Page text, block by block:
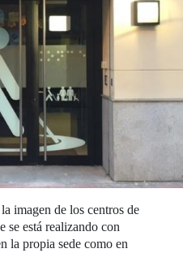
imagen de los centros de
se está realizando con
la propia sede como en